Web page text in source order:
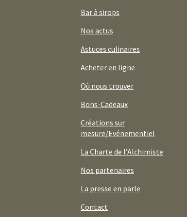
Bar à sirops
Nos actus
Astuces culinaires
Acheter en ligne
Où nous trouver
Bons-Cadeaux
Créations sur
mesure/Evénementiel
La Charte de l’Alchimiste
Nos partenaires
La presse en parle
Contact